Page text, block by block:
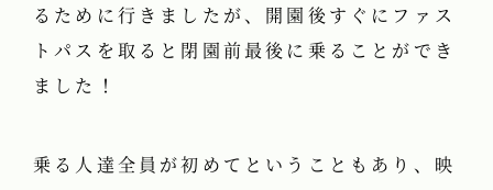
るために行きましたが、開園後すぐにファス
トパスを取ると閉園前最後に乗ることができ
ました！
乗る人達全員が初めてということもあり、映